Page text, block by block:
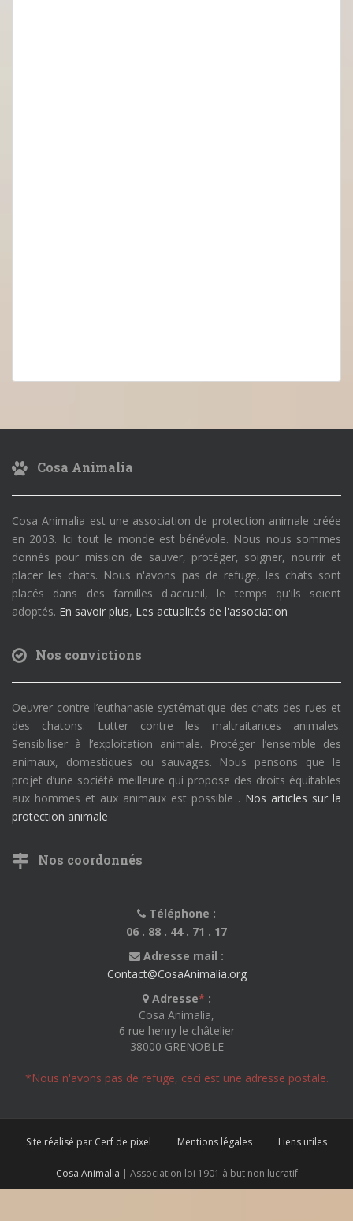
Cosa Animalia
Cosa Animalia est une association de protection animale créée
en 2003. Ici tout le monde est bénévole. Nous nous sommes
donnés pour mission de sauver, protéger, soigner, nourrir et
placer les chats. Nous n'avons pas de refuge, les chats sont
placés dans des familles d'accueil, le temps qu'ils soient
adoptés. En savoir plus, Les actualités de l'association
Nos convictions
Oeuvrer contre l’euthanasie systématique des chats des rues et
des chatons. Lutter contre les maltraitances animales.
Sensibiliser à l’exploitation animale. Protéger l’ensemble des
animaux, domestiques ou sauvages. Nous pensons que le
projet d’une société meilleure qui propose des droits équitables
aux hommes et aux animaux est possible . Nos articles sur la
protection animale
Nos coordonnés
Téléphone :
06 . 88 . 44 . 71 . 17
Adresse mail :
Contact@CosaAnimalia.org
Adresse* :
Cosa Animalia,
6 rue henry le châtelier
38000 GRENOBLE
*Nous n'avons pas de refuge, ceci est une adresse postale.
Site réalisé par Cerf de pixel Mentions légales Liens utiles
Cosa Animalia | Association loi 1901 à but non lucratif